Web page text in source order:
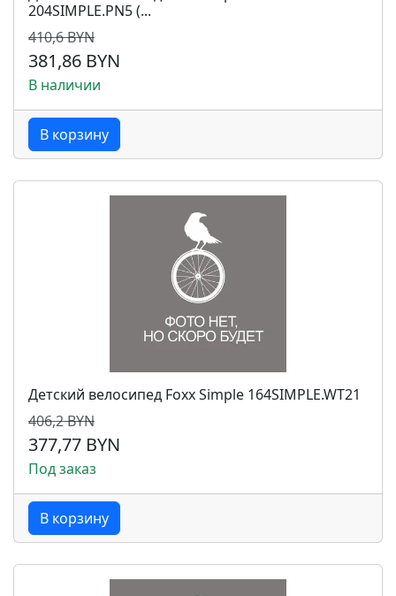
204SIMPLE.PN5 (...
410,6 BYN
381,86 BYN
В наличии
В корзину
Детский велосипед Foxx Simple 164SIMPLE.WT21
406,2 BYN
377,77 BYN
Под заказ
В корзину